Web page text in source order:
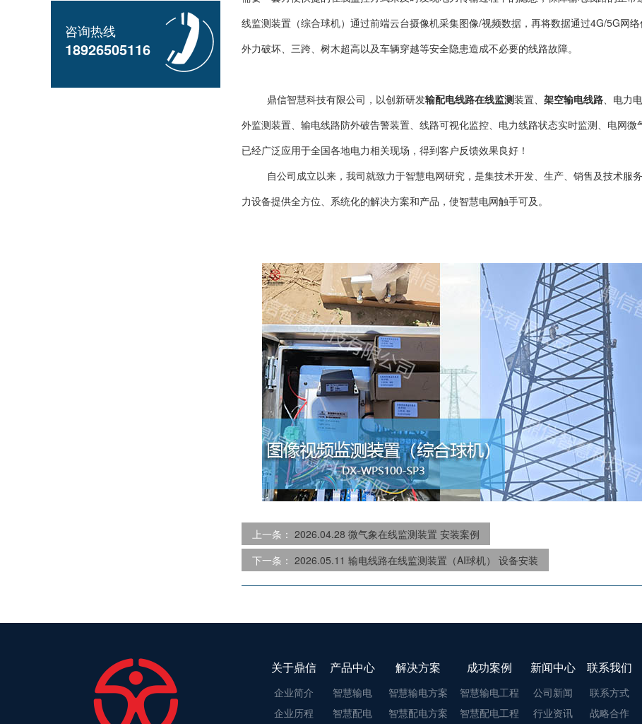
咨询热线
18926505116
线监测装置（综合球机）通过前端云台摄像机采集图像/视频数据，再将数据通过4G/5G网
外力破坏、三跨、树木超高以及车辆穿越等安全隐患造成不必要的线路故障。
鼎信智慧科技有限公司，以创新研发输配电线路在线监测装置、 架空输电线路、电力
外监测装置、输电线路防外破告警装置、线路可视化监控、电力线路状态实时监测、电网
已经广泛应用于全国各地电力相关现场，得到客户反馈效果良好！
自公司成立以来，我司就致力于智慧电网研究，是集技术开发、生产、销售及技术服
力设备提供全方位、系统化的解决方案和产品，使智慧电网触手可及。
上一条： 2026.04.28 微气象在线监测装置 安装案例
下一条： 2026.05.11 输电线路在线监测装置（AI球机） 设备安装
关于鼎信
企业简介
企业历程
产品中心
智慧输电
智慧配电
解决方案
智慧输电方案
智慧配电方案
成功案例
智慧输电工程
智慧配电工程
新闻中心
公司新闻
行业资讯
联系我们
联系方式
战略合作